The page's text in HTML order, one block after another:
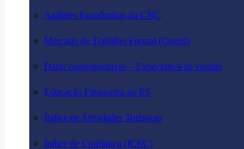
Análises Econômicas da CNC
Mercado de Trabalho Formal (Caged)
Datas comemorativas – Expectativa de vendas
Educação Financeira no ES
Índice de Atividades Turísticas
Índice de Confiança (ICEC)